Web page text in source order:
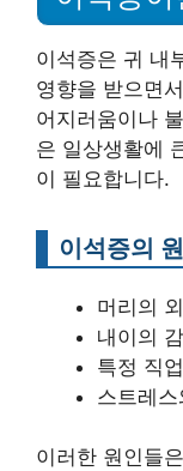
이석증은 귀 내
영향을 받으면
어지러움이나
은 일상생활에
이 필요합니다.
이석증의
머리의
내이의
특정 직
스트레스
이러한 원인들